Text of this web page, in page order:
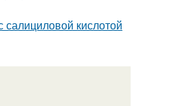
кислотой